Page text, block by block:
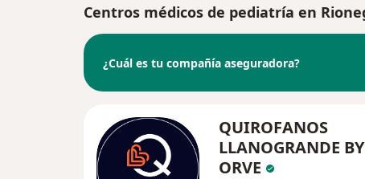
Centros médicos de pediatría en
¿Cuál es tu compañía aseguradora?
QUIROFANOS
LLANOGRANDE BY
ORVE